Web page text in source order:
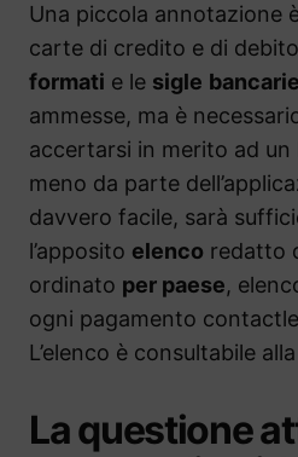
Una piccola annotazione
carte di credito e di
formati e le sigle bancarie
ammesse, ma è
accertarsi in merito ad
meno da parte
davvero facile, sarà
l’apposito elenco redatto
ordinato per paese,
ogni pagamento
L’elenco è consultabile
La questione